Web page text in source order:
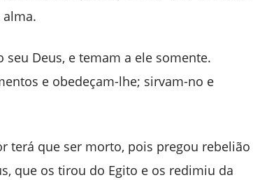
seu Deus, e temam a ele somente.
e obedeçam-lhe; sirvam-no e
terá que ser morto, pois pregou rebelião
que os tirou do Egito e os redimiu da